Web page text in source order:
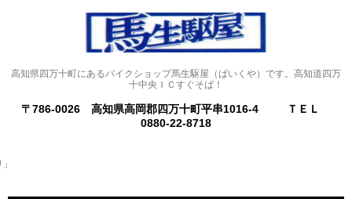
高知県四万十町にあるバイクショップ馬生駆屋（ばいくや）です。高知道四万
十中央ＩＣすぐそば！
〒786-0026 高知県高岡郡四万十町平串1016-4
ＴＥＬ
0880-22-8718